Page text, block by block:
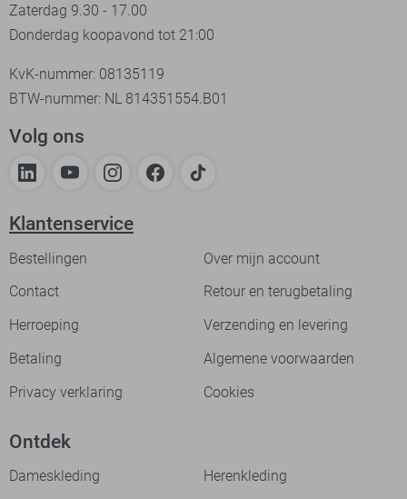
Zaterdag 9.30 - 17.00
Donderdag koopavond tot 21:00
KvK-nummer: 08135119
BTW-nummer: NL 814351554.B01
Volg ons
Klantenservice
Bestellingen
Over mijn account
Contact
Retour en terugbetaling
Herroeping
Verzending en levering
Betaling
Algemene voorwaarden
Privacy verklaring
Cookies
Ontdek
Dameskleding
Herenkleding